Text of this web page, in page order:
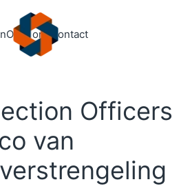
Over onsContact
Officers
van